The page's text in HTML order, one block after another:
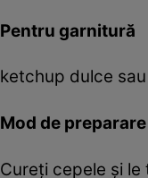
Pentru garnitură
ketchup dulce
Mod de preparare
Cureţi cepele şi